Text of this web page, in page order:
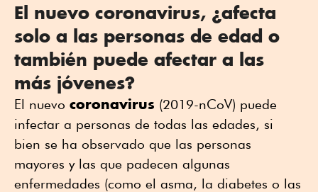
El nuevo coronavirus, ¿afecta
solo a las personas de edad o
también puede afectar a las
más jóvenes?
El nuevo coronavirus (2019-nCoV) puede
infectar a personas de todas las edades, si
bien se ha observado que las personas
mayores y las que padecen algunas
enfermedades (como el asma, la diabetes o las